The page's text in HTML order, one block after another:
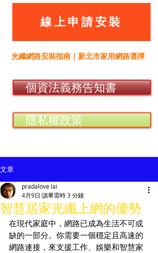
線上申請安裝
光纖網路安裝指南｜新北市家用網路選擇
個資法義務告知書
隱私權政策
文章
智慧居家光纖上網的優勢
pradalove lai
4月9日 讀畢需時 3 分鐘
在現代家庭中，網路已成為生活不可或
缺的一部分。你需要一個穩定且高速的
網路連接，來支援工作、娛樂和智慧家